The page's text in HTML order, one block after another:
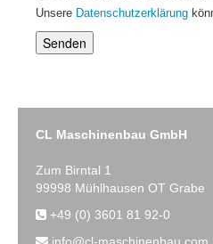
Unsere Datenschutzerklärung
Senden
CL Maschinenbau GmbH
Zum Birntal 1
99998 Mühlhausen OT Grabe
+49 (0) 3601 81 92-0
info@cl-maschinenbau.com